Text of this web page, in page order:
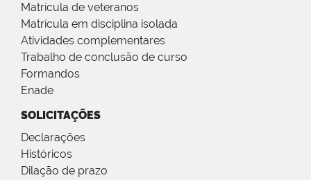
Matrícula de veteranos
Matrícula em disciplina isolada
Atividades complementares
Trabalho de conclusão de curso
Formandos
Enade
SOLICITAÇÕES
Declarações
Históricos
Dilação de prazo